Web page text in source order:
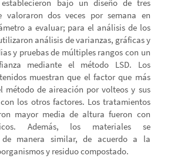
bajo un diseño de tres
valoraron dos veces por semana en
a evaluar; para el análisis de los
análisis de varianzas, gráficas y
y pruebas de múltiples rangos con un
mediante el método LSD. Los
muestran que el factor que más
método de aireación por volteos y sus
los otros factores. Los tratamientos
mayor media de altura fueron con
Además, los materiales se
de manera similar, de acuerdo a la
y residuo compostado.